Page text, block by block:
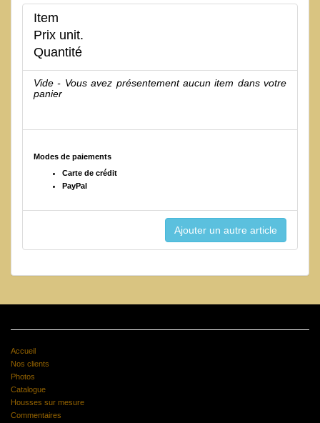
Item
Prix unit.
Quantité
Vide - Vous avez présentement aucun item dans votre
panier
Modes de paiements
Carte de crédit
PayPal
Accueil
Nos clients
Photos
Catalogue
Housses sur mesure
Commentaires